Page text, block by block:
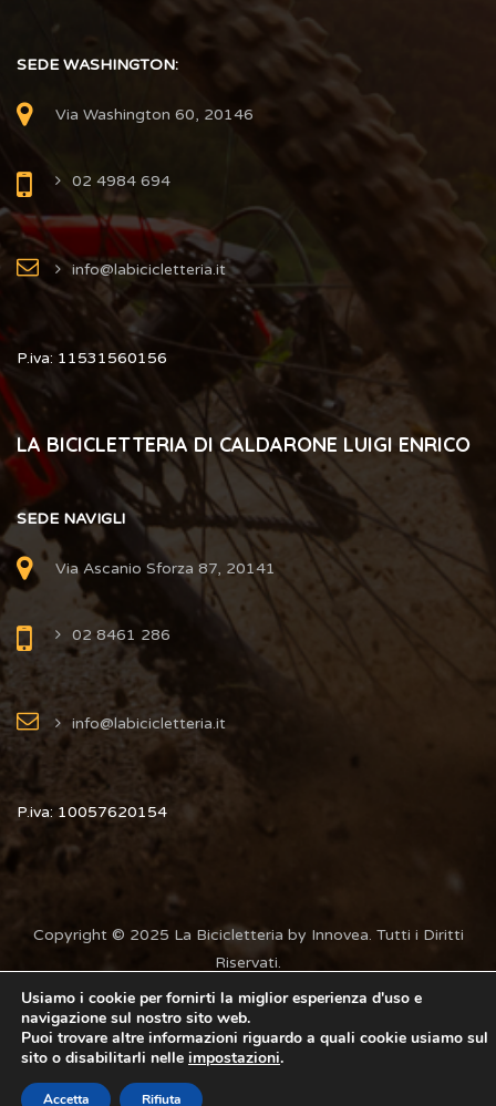
SEDE WASHINGTON:
Via Washington 60, 20146
02 4984 694
info@labicicletteria.it
P.iva: 11531560156
LA BICICLETTERIA DI CALDARONE LUIGI ENRICO
SEDE NAVIGLI
Via Ascanio Sforza 87, 20141
02 8461 286
info@labicicletteria.it
P.iva: 10057620154
Copyright © 2025 La Bicicletteria by Innovea. Tutti i Diritti
Riservati.
Usiamo i cookie per fornirti la miglior esperienza d'uso e
navigazione sul nostro sito web.
Puoi trovare altre informazioni riguardo a quali cookie usiamo sul
sito o disabilitarli nelle impostazioni.
Accetta Rifiuta